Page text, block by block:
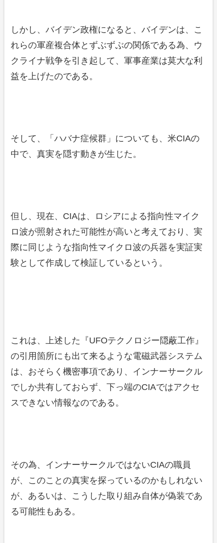
しかし、バイデン政権になると、バイデンは、こ
れらの軍産複合体とずぶずぶの関係である為、ウ
クライナ戦争を引き起して、軍事産業は莫大な利
益を上げたのである。
そして、「ハバナ症候群」についても、米CIAの
中で、真実を隠す動きが生じた。
但し、現在、CIAは、ロシアによる指向性マイク
ロ波が照射された可能性が高いと考えており、実
際に同じような指向性マイクロ波の兵器を実証実
験として作成して検証しているという。
これは、上述した『UFOテクノロジー隠蔽工作』
の引用箇所にも出て来るような電磁武器システム
は、おそらく機密事項であり、インナーサークル
でしか共有しておらず、下っ端のCIAではアクセ
スできない情報なのである。
その為、インナーサークルではないCIAの職員
が、このことの真実を探っているのかもしれない
が、あるいは、こうした取り組み自体が偽装であ
る可能性もある。